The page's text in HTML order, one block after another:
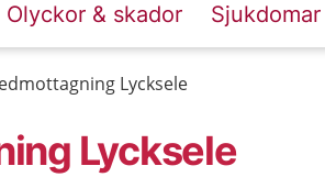
Olyckor & skador
Lycksele
Lycksele